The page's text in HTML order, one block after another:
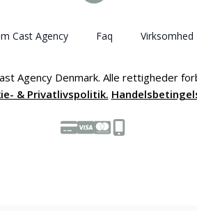
Cast Agency Faq Virksomhed
Agency Denmark. Alle rettigheder
& Privatlivspolitik.